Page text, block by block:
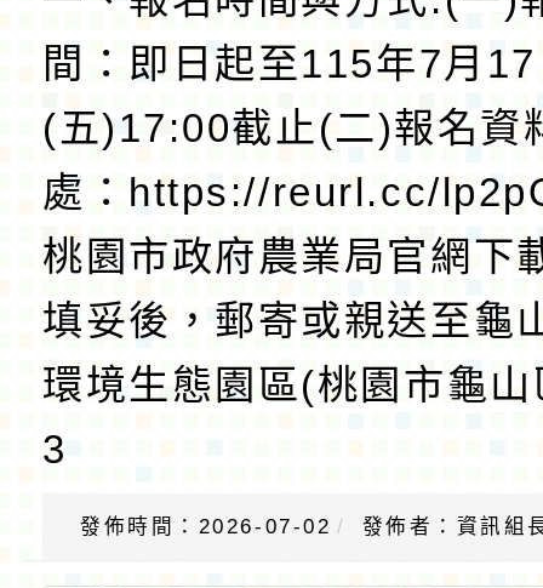
間：即日起至115年7月
(五)17:00截止(二)報名資
處：https://reurl.cc/
桃園市政府農業局官網下
填妥後，郵寄或親送至龜
環境生態園區(桃園市龜
3
發佈時間：2026-07-02 發佈者：資訊組